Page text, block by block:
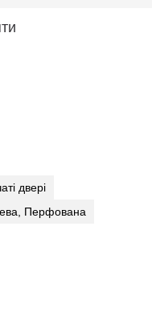
двері
Перфована